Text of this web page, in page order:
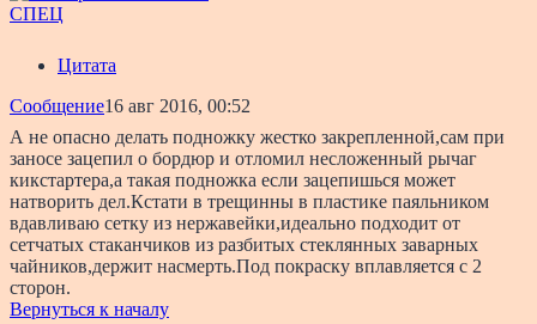
СПЕЦ
Цитата
Сообщение16 авг 2016, 00:52
А не опасно делать подножку жестко закрепленной,сам при
заносе зацепил о бордюр и отломил несложенный рычаг
кикстартера,а такая подножка если зацепишься может
натворить дел.Кстати в трещинны в пластике паяльником
вдавливаю сетку из нержавейки,идеально подходит от
сетчатых стаканчиков из разбитых стеклянных заварных
чайников,держит насмерть.Под покраску вплавляется с 2
сторон.
Вернуться к началу